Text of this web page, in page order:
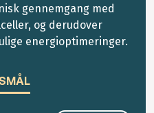
gennemgang med
og derudover
energioptimeringer.